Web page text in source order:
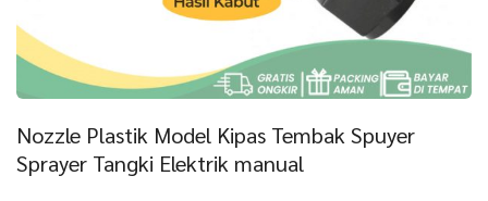
Nozzle Plastik Model Kipas Tembak Spuyer
Sprayer Tangki Elektrik manual